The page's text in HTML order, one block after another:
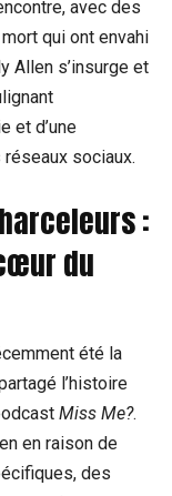
avec des
qui ont envahi
Allen s’insurge et
et d’une
sociaux.
:
du
été la
l’histoire
Miss Me?.
en raison de
des